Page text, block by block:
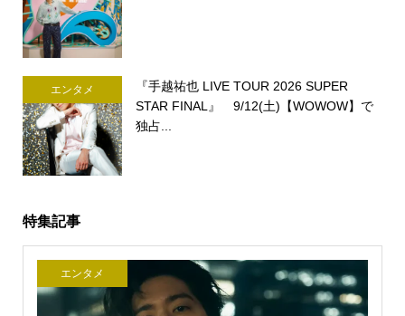
エンタメ
『手越祐也 LIVE TOUR 2026 SUPER
STAR FINAL』 9/12(土)【WOWOW】で
独占...
特集記事
エンタメ